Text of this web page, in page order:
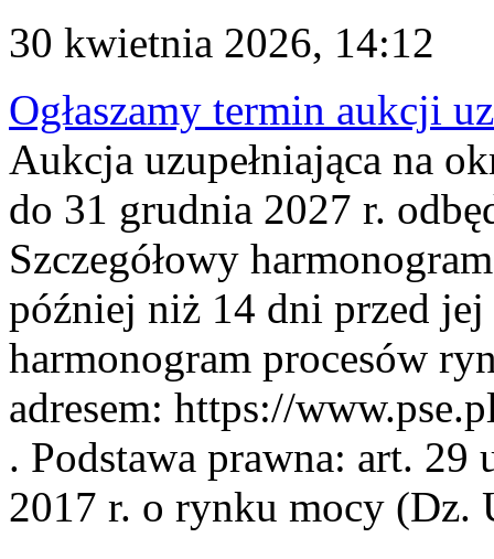
30 kwietnia 2026, 14:12
Ogłaszamy termin aukcji
Aukcja uzupełniająca na
do 31 grudnia 2027 r.
Szczegółowy
później niż 14 dni przed
harmonogram procesów
adresem: https://
. Podstawa prawna: art. 29
2017 r. o rynku mocy (Dz.